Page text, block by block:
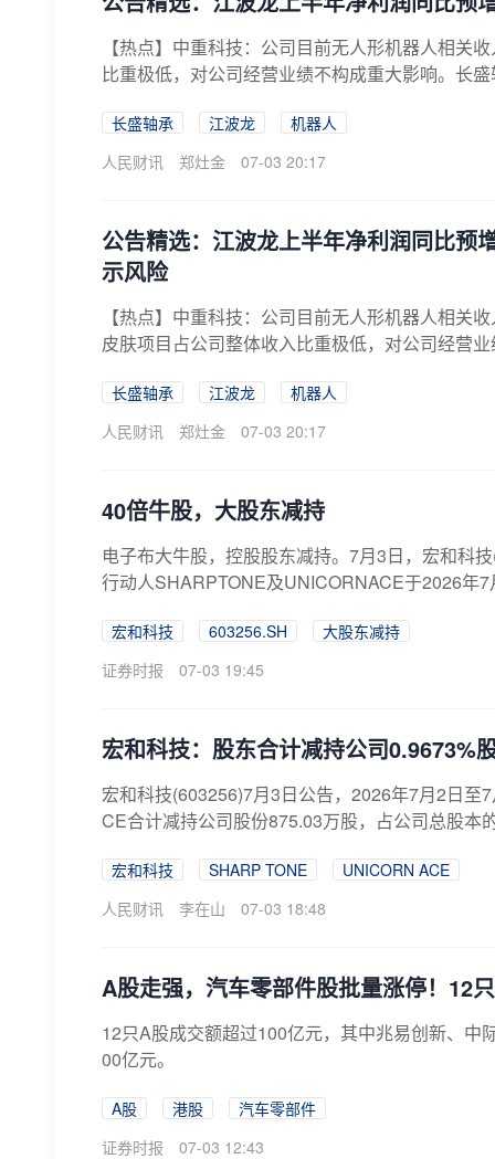
【热点】中重科技：公司目前无人形机器人相关
比重极低，对公司经营业绩不构成重大影响。长
长盛轴承 江波龙
机器人
人民财讯
郑灶金 07-03 20:17
公告精选：江波龙上半年净利润同比
示风险
【热点】中重科技：公司目前无人形机器人相关
皮肤项目占公司整体收入比重极低，对公司经营
长盛轴承 江波龙
机器人
人民财讯
郑灶金 07-03 20:17
40倍牛股，大股东减持
电子布大牛股，控股股东减持。7月3日，宏和科
行动人SHARPTONE及UNICORNACE于2026年7
宏和科技 603256.SH
大股东减持
证券时报
07-03 19:45
宏和科技：股东合计减持公司0.9673%
宏和科技(603256)7月3日公告，2026年7月2日
CE合计减持公司股份875.03万股，占公司总股本
宏和科技 SHARP TONE
UNICORN ACE
人民财讯
李在山 07-03 18:48
A股走强，汽车零部件股批量涨停！12
12只A股成交额超过100亿元，其中兆易创新、
00亿元。
A股 港股
汽车零部件
证券时报
07-03 12:43